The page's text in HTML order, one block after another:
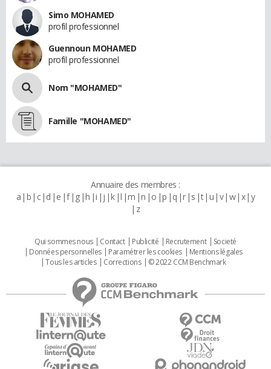
Simo MOHAMED
profil professionnel
Guennoun MOHAMED
profil professionnel
Nom "MOHAMED"
Famille "MOHAMED"
Annuaire des membres :
a b c d e f g h i j k l m n o p q r s t u v w x y
z
Qui sommes nous Contact Publicité Recrutement
Societé
Données personnelles
Paramétrer les cookies
Mentions légales
Tous les articles
Corrections © 2022 CCM Benchmark